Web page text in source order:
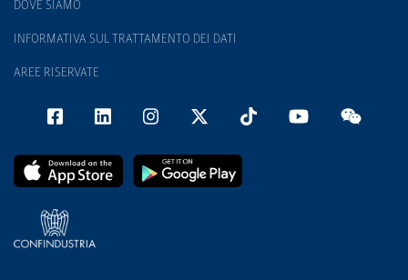
DOVE SIAMO
INFORMATIVA SUL TRATTAMENTO DEI DATI
AREE RISERVATE